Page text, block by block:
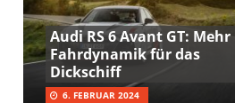
Audi RS 6 Avant GT: Mehr
Fahrdynamik für das
Dickschiff
6. FEBRUAR 2024